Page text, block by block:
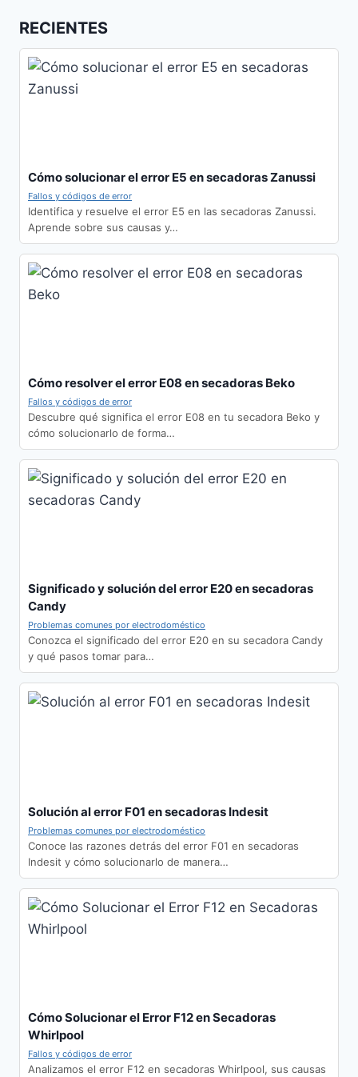
RECIENTES
Cómo solucionar el error E5 en secadoras Zanussi
Fallos y códigos de error
Identifica y resuelve el error E5 en las secadoras Zanussi.
Aprende sobre sus causas y…
Cómo resolver el error E08 en secadoras Beko
Fallos y códigos de error
Descubre qué significa el error E08 en tu secadora Beko y
cómo solucionarlo de forma…
Significado y solución del error E20 en secadoras
Candy
Problemas comunes por electrodoméstico
Conozca el significado del error E20 en su secadora Candy
y qué pasos tomar para…
Solución al error F01 en secadoras Indesit
Problemas comunes por electrodoméstico
Conoce las razones detrás del error F01 en secadoras
Indesit y cómo solucionarlo de manera…
Cómo Solucionar el Error F12 en Secadoras
Whirlpool
Fallos y códigos de error
Analizamos el error F12 en secadoras Whirlpool, sus causas